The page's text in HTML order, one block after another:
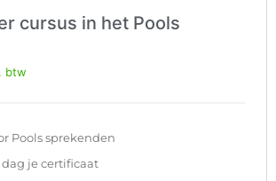
cursus in het Pools
btw
Pools sprekenden
je certificaat